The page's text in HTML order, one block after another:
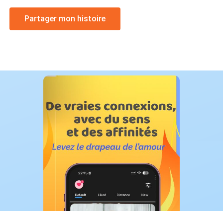
Partager mon histoire